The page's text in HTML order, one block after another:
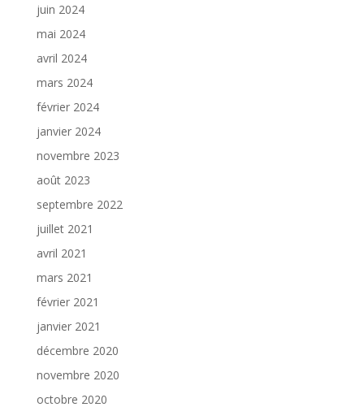
juin 2024
mai 2024
avril 2024
mars 2024
février 2024
janvier 2024
novembre 2023
août 2023
septembre 2022
juillet 2021
avril 2021
mars 2021
février 2021
janvier 2021
décembre 2020
novembre 2020
octobre 2020